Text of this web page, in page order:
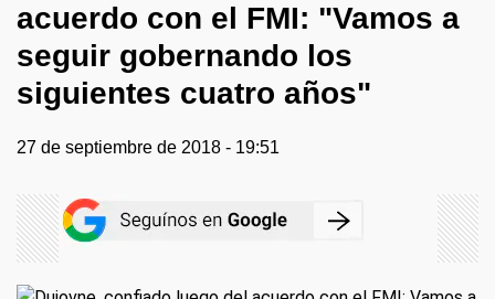
acuerdo con el FMI: "Vamos a
seguir gobernando los
siguientes cuatro años"
27 de septiembre de 2018 - 19:51